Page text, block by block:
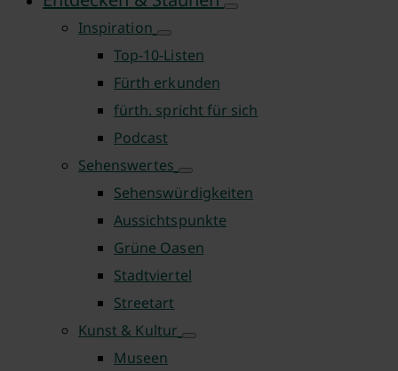
Inspiration
Top-10-Listen
Fürth erkunden
fürth. spricht für sich
Podcast
Sehenswertes
Sehenswürdigkeiten
Aussichtspunkte
Grüne Oasen
Stadtviertel
Streetart
Kunst & Kultur
Museen